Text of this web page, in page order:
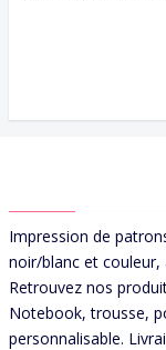
Impression de
noir/blanc et couleur,
Retrouvez nos
Notebook, trousse,
personnalisable.